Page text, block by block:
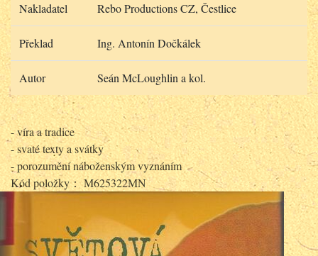
Nakladatel Rebo Productions CZ, Čestlice
Překlad Ing. Antonín Dočkálek
Autor Seán McLoughlin a kol.
- víra a tradice
- svaté texty a svátky
- porozumění náboženským vyznáním
Kód položky： M625322MN